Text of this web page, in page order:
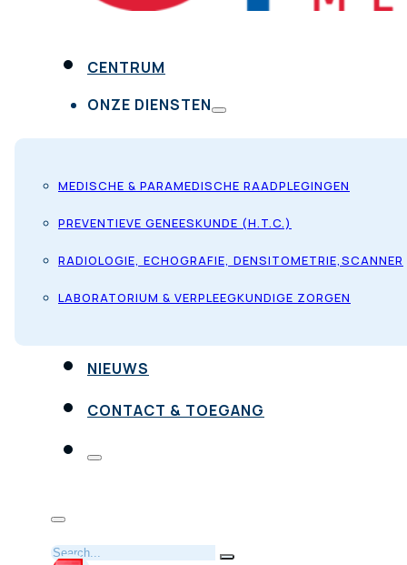
CENTRUM
ONZE DIENSTEN
MEDISCHE & PARAMEDISCHE RAADPLEGINGEN
PREVENTIEVE GENEESKUNDE (H.T.C.)
RADIOLOGIE, ECHOGRAFIE, DENSITOMETRIE,SCANNER
LABORATORIUM & VERPLEEGKUNDIGE ZORGEN
NIEUWS
CONTACT & TOEGANG
Zoeken